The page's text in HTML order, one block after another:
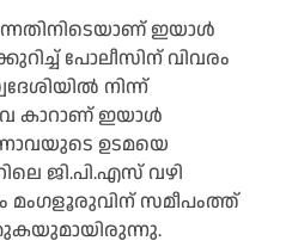
ഇയാൾ
പോലീസിന് വിവരം
നിന്ന്
കാറാണ് ഇയാൾ
ഉടമയെ
ജി.പി.എസ് വഴി
സമീപംത്ത്